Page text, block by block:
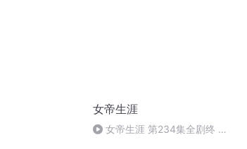
女帝生涯
女帝生涯 第234集全剧终 播